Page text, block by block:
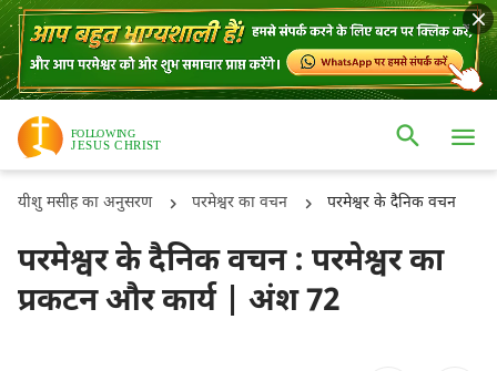
यीशु मसीह का अनुसरण परमेश्वर का वचन परमेश्वर के दैनिक वचन
परमेश्वर के दैनिक वचन : परमेश्वर का
प्रकटन और कार्य | अंश 72